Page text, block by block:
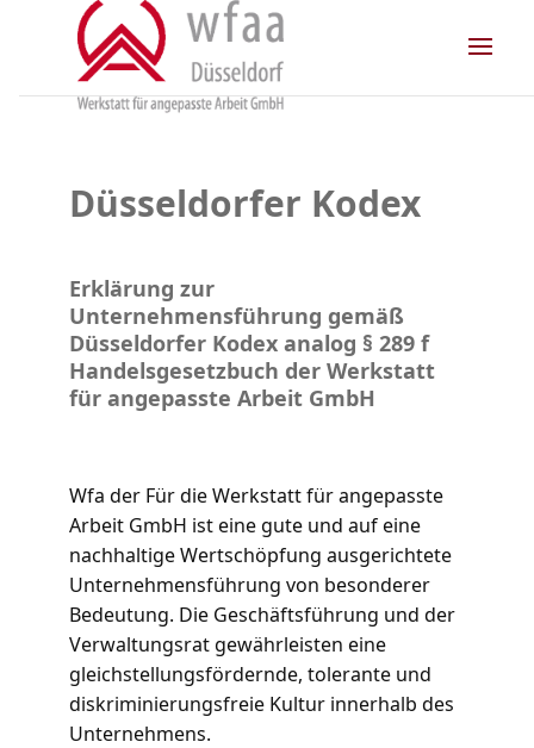
content
Düsseldorfer Kodex
Erklärung zur
Unternehmensführung gemäß
Düsseldorfer Kodex analog § 289 f
Handelsgesetzbuch der Werkstatt
für angepasste Arbeit GmbH
Wfa der Für die Werkstatt für angepasste
Arbeit GmbH ist eine gute und auf eine
nachhaltige Wertschöpfung ausgerichtete
Unternehmensführung von besonderer
Bedeutung. Die Geschäftsführung und der
Verwaltungsrat gewährleisten eine
gleichstellungsfördernde, tolerante und
diskriminierungsfreie Kultur innerhalb des
Unternehmens.